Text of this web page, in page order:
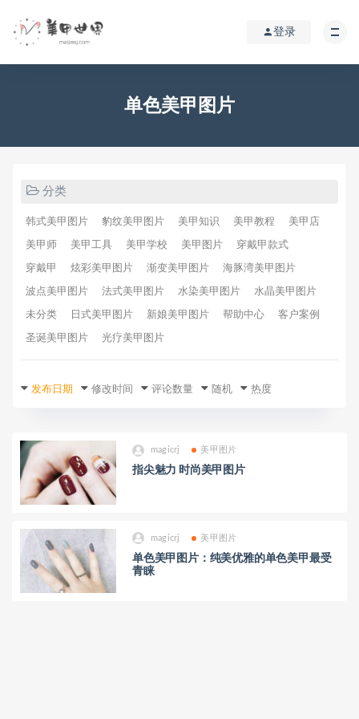
登录
单色美甲图片
分类
韩式美甲图片 豹纹美甲图片 美甲知识 美甲教程 美甲店
美甲师 美甲工具 美甲学校 美甲图片 穿戴甲款式
穿戴甲 炫彩美甲图片 渐变美甲图片 海豚湾美甲图片
波点美甲图片 法式美甲图片 水染美甲图片 水晶美甲图片
未分类 日式美甲图片 新娘美甲图片 帮助中心 客户案例
圣诞美甲图片 光疗美甲图片
发布日期 修改时间 评论数量 随机 热度
magicrj 美甲图片
指尖魅力 时尚美甲图片
magicrj 美甲图片
单色美甲图片：纯美优雅的单色美甲最受
青睐